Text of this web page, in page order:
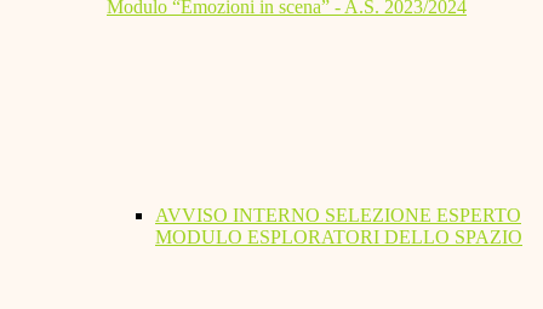
Modulo “Emozioni in scena” - A.S. 2023/2024
AVVISO INTERNO SELEZIONE ESPERTO
MODULO ESPLORATORI DELLO SPAZIO